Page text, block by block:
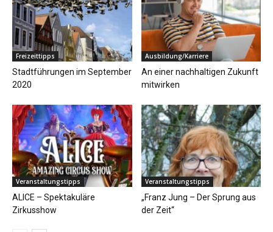
Freizeittipps
Stadtführungen im September
2020
Ausbildung/Karriere
An einer nachhaltigen Zukunft
mitwirken
Veranstaltungstipps
ALICE – Spektakuläre
Zirkusshow
Veranstaltungstipps
„Franz Jung – Der Sprung aus
der Zeit“